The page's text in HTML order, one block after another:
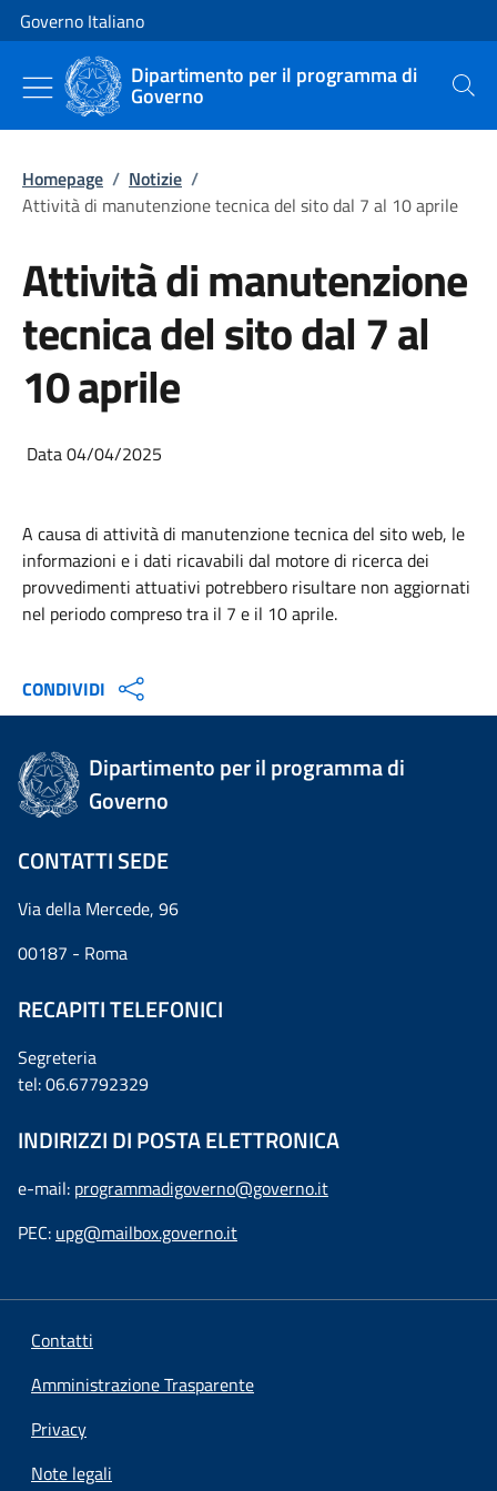
Vai al contenuto
Vai alla navigazione del sito
Governo Italiano
Dipartimento per il programma di
Governo Cerca
Homepage / Notizie /
Attività di manutenzione tecnica del sito dal 7 al 10 aprile
Attività di manutenzione
tecnica del sito dal 7 al
10 aprile
Data 04/04/2025
A causa di attività di manutenzione tecnica del sito web, le
informazioni e i dati ricavabili dal motore di ricerca dei
provvedimenti attuativi potrebbero risultare non aggiornati
nel periodo compreso tra il 7 e il 10 aprile.
CONDIVIDI
Dipartimento per il programma di
Governo
CONTATTI SEDE
Via della Mercede, 96
00187 - Roma
RECAPITI TELEFONICI
Segreteria
tel: 06.67792329
INDIRIZZI DI POSTA ELETTRONICA
e-mail: programmadigoverno@governo.it
PEC: upg@mailbox.governo.it
Contatti
Amministrazione Trasparente
Privacy
Note legali